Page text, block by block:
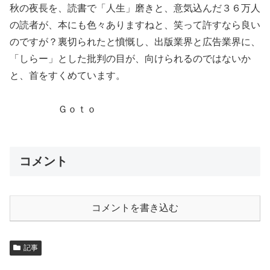
秋の夜長を、読書で「人生」磨きと、意気込んだ３６万人
の読者が、本にも色々ありますねと、笑って許すなら良い
のですが？裏切られたと憤慨し、出版業界と広告業界に、
「しらー」とした批判の目が、向けられるのではないか
と、首をすくめています。
Ｇｏｔｏ
コメント
コメントを書き込む
記事